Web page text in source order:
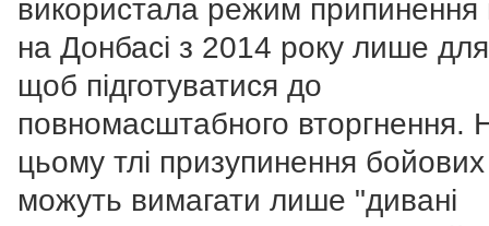
використала режим припинення
на Донбасі з 2014 року лише
щоб підготуватися до
повномасштабного вторгнення.
цьому тлі призупинення бойових
можуть вимагати лише "дивані